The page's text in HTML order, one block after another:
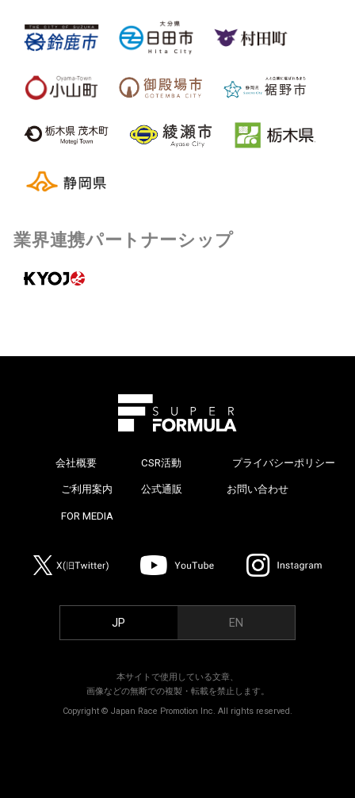
業界連携パートナーシップ
会社概要 CSR活動 プライバシーポリシー
ご利用案内 公式通販 お問い合わせ
FOR MEDIA
JP EN
本サイトで使用している文章、
画像などの無断での複製・転載を禁止します。
Copyright © Japan Race Promotion Inc. All rights reserved.